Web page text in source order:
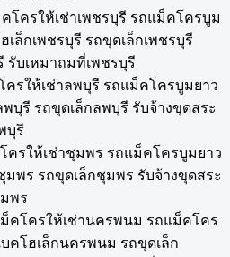
โครให้เช่าเพชรบุรี รถแม็คโครบูม
เล็กเพชรบุรี รถขุดเล็กเพชรบุรี
รับเหมาถมที่เพชรบุรี
ครให้เช่าลพบุรี รถแม็คโครบูมยาว
บุรี รถขุดเล็กลพบุรี รับจ้างขุดสระ
บุรี
ครให้เช่าชุมพร รถแม็คโครบูมยาว
พร รถขุดเล็กชุมพร รับจ้างขุดสระ
พร
คโครให้เช่านครพนม รถแม็คโคร
คโฮเล็กนครพนม รถขุดเล็ก